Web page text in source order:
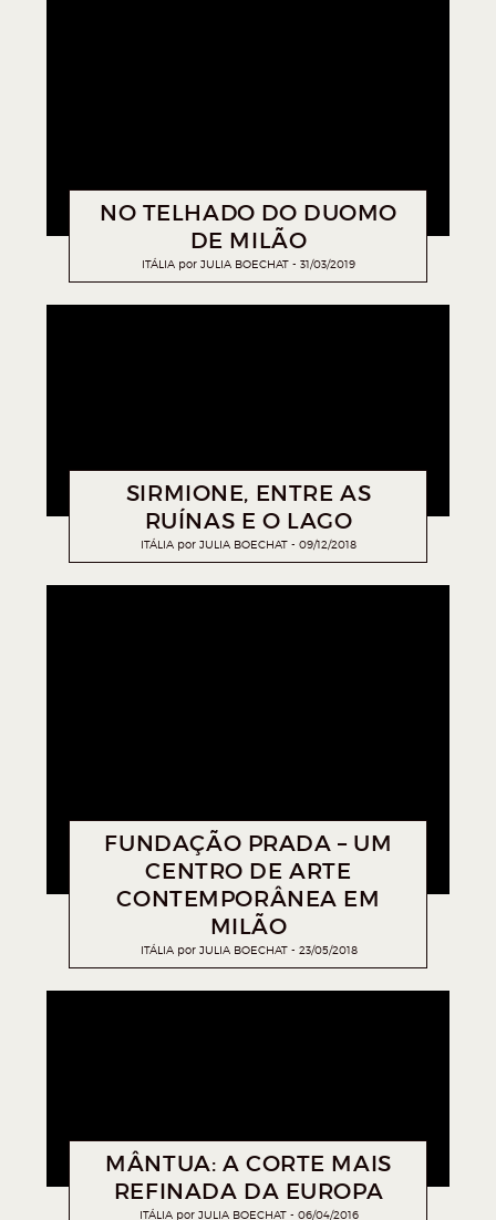
NO TELHADO DO DUOMO
DE MILÃO
ITÁLIA por JULIA BOECHAT 31/03/2019
SIRMIONE, ENTRE AS
RUÍNAS E O LAGO
ITÁLIA por JULIA BOECHAT 09/12/2018
FUNDAÇÃO PRADA – UM
CENTRO DE ARTE
CONTEMPORÂNEA EM
MILÃO
ITÁLIA por JULIA BOECHAT 23/05/2018
MÂNTUA: A CORTE MAIS
REFINADA DA EUROPA
ITÁLIA por JULIA BOECHAT 06/04/2016